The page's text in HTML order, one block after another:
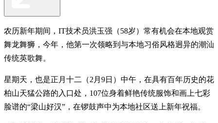
农历新年期间，IT技术员洪玉强（58岁）常有机会在本地观赏
舞龙舞狮，今年，他第一次领略到与本地习俗风格迥异的潮汕
传统英歌舞。
星期天，也是正月十二（2月9日）中午，在具有百年历史的花
柏山天猛公路的入口处，107位身着鲜艳传统服饰和画上七彩
脸谱的“梁山好汉”，在锣鼓声中为本地社区送上新年祝福。